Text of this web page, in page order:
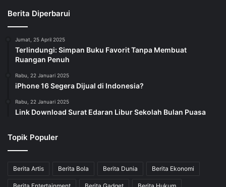
Berita Diperbarui
Jumat, 25 April 2025
Terlindungi: Simpan Buku Favorit Tanpa Membuat
Ruangan Penuh
Rabu, 22 Januari 2025
iPhone 16 Segera Dijual di Indonesia?
Rabu, 22 Januari 2025
Link Download Surat Edaran Libur Sekolah Bulan Puasa
Topik Populer
Berita Artis Berita Bola Berita Dunia Berita Ekonomi